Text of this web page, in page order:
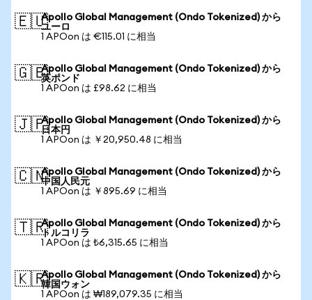
🇪🇺Apollo Global Management (Ondo Tokenized) から
ユーロ
1 APOon は €115.01 に相当
🇬🇧Apollo Global Management (Ondo Tokenized) から
英ポンド
1 APOon は £98.62 に相当
🇯🇵Apollo Global Management (Ondo Tokenized) から
日本円
1 APOon は ￥20,950.48 に相当
🇨🇳Apollo Global Management (Ondo Tokenized) から
中国人民元
1 APOon は ￥895.69 に相当
🇹🇷Apollo Global Management (Ondo Tokenized) から
トルコリラ
1 APOon は ₺6,315.65 に相当
🇰🇷Apollo Global Management (Ondo Tokenized) から
韓国ウォン
1 APOon は ₩189,079.35 に相当